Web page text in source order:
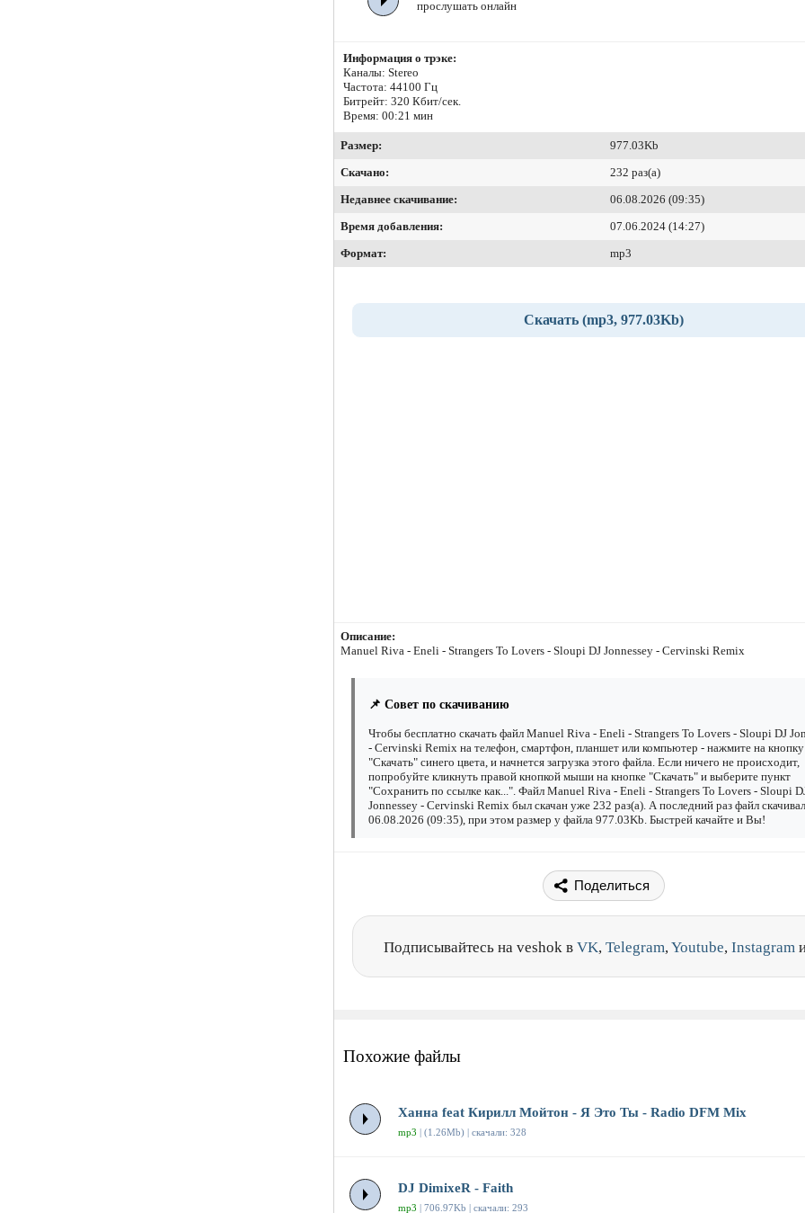
прослушать онлайн
Информация о трэке:
Каналы: Stereo
Частота: 44100 Гц
Битрейт: 320 Кбит/сек.
Время: 00:21 мин
Размер:
977.03Kb
Скачано:
232 раз(а)
Недавнее скачивание:
06.08.2026 (09:35)
Время добавления:
07.06.2024 (14:27)
Формат:
mp3
Скачать (mp3, 977.03Kb)
Описание:
Manuel Riva - Eneli - Strangers To Lovers - Sloupi DJ Jonnessey - Cervinski Remix
📌 Совет по скачиванию
Чтобы бесплатно скачать файл Manuel Riva - Eneli - Strangers To Lovers - Sloupi DJ
- Cervinski Remix на телефон, смартфон, планшет или компьютер - нажмите на кнопку
"Скачать" синего цвета, и начнется загрузка этого файла. Если ничего не происходит,
попробуйте кликнуть правой кнопкой мыши на кнопке "Скачать" и выберите пункт
"Сохранить по ссылке как...". Файл Manuel Riva - Eneli - Strangers To Lovers - Sloupi
Jonnessey - Cervinski Remix был скачан уже 232 раз(а). А последний раз файл
06.08.2026 (09:35), при этом размер у файла 977.03Kb. Быстрей качайте и Вы!
Поделиться
Подписывайтесь на veshok в VK, Telegram,Youtube, Instagram
Похожие файлы
Ханна feat Кирилл Мойтон - Я Это Ты - Radio DFM Mix
mp3 | (1.26Mb) | скачали: 328
DJ DimixeR - Faith
mp3 | 706.97Kb | скачали: 293